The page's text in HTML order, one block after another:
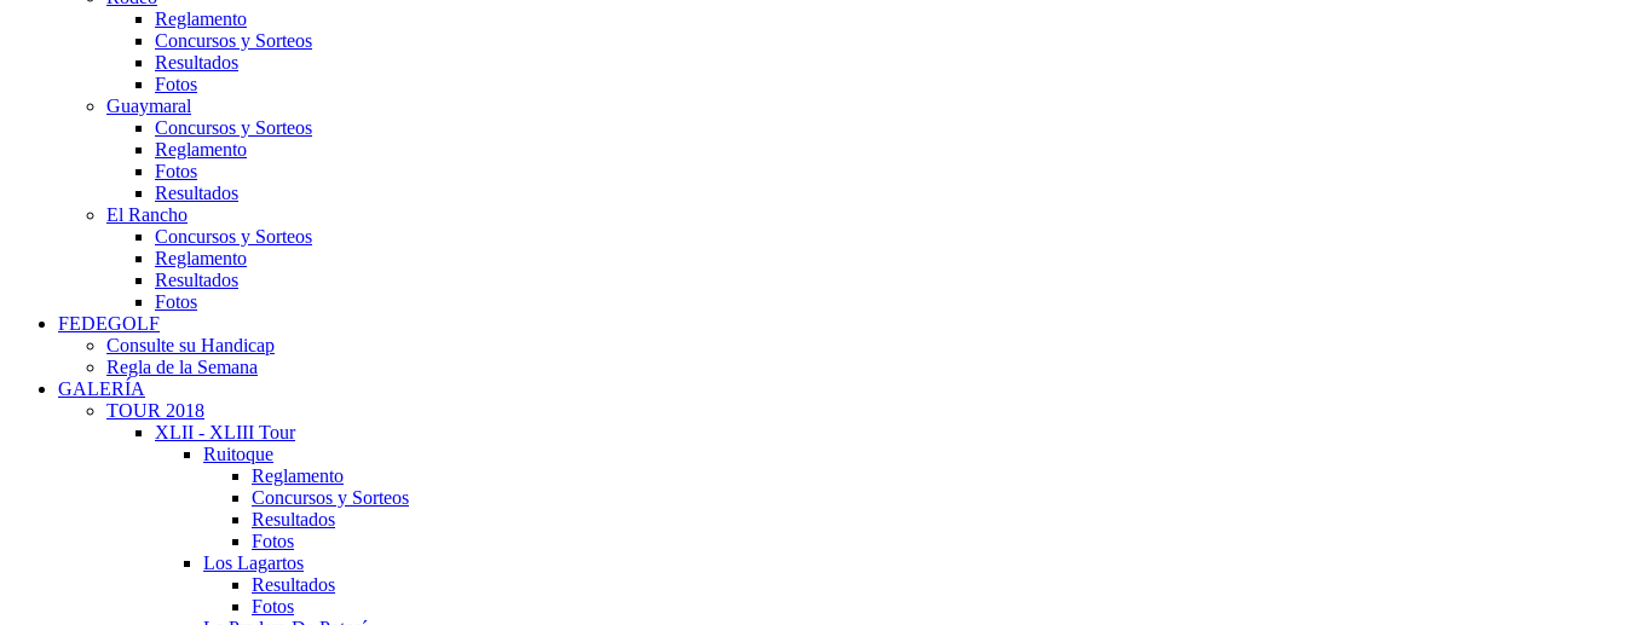
Reglamento
Concursos y Sorteos
Resultados
Fotos
Guaymaral
Concursos y Sorteos
Reglamento
Fotos
Resultados
El Rancho
Concursos y Sorteos
Reglamento
Resultados
Fotos
FEDEGOLF
Consulte su Handicap
Regla de la Semana
GALERÍA
TOUR 2018
XLII - XLIII Tour
Ruitoque
Reglamento
Concursos y Sorteos
Resultados
Fotos
Los Lagartos
Resultados
Fotos